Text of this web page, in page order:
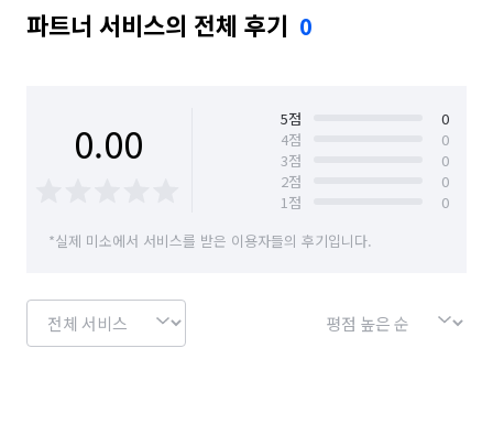
부산 해운대구
파트너 서비스의 전체 후기 0
0.00 5점
0
4점
0
3점
0
2점
0
1점
0
*실제 미소에서 서비스를 받은 이용자들의 후기입니다.